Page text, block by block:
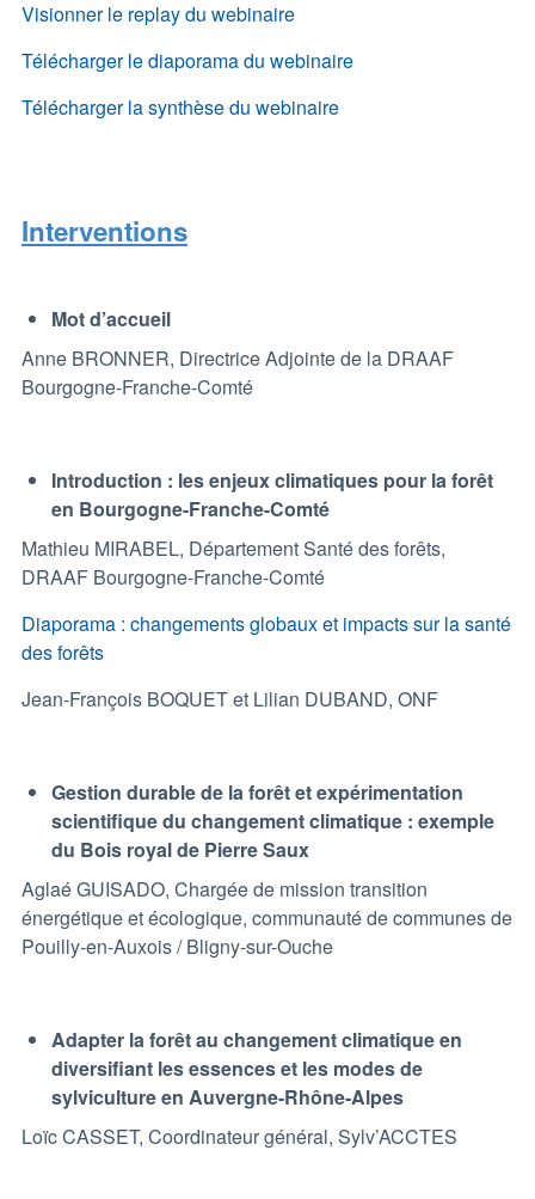
Visionner le replay du webinaire
Télécharger le diaporama du webinaire
Télécharger la synthèse du webinaire
Interventions
Mot d’accueil
Anne BRONNER, Directrice Adjointe de la DRAAF
Bourgogne-Franche-Comté
Introduction : les enjeux climatiques pour la forêt
en Bourgogne-Franche-Comté
Mathieu MIRABEL, Département Santé des forêts,
DRAAF Bourgogne-Franche-Comté
Diaporama : changements globaux et impacts sur la santé
des forêts
Jean-François BOQUET et Lilian DUBAND, ONF
Gestion durable de la forêt et expérimentation
scientifique du changement climatique : exemple
du Bois royal de Pierre Saux
Aglaé GUISADO, Chargée de mission transition
énergétique et écologique, communauté de communes de
Pouilly-en-Auxois / Bligny-sur-Ouche
Adapter la forêt au changement climatique en
diversifiant les essences et les modes de
sylviculture en Auvergne-Rhône-Alpes
Loïc CASSET, Coordinateur général, Sylv’ACCTES